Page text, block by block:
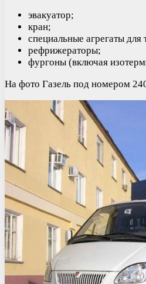
эвакуатор;
кран;
специальные агрегаты для
рефрижераторы;
фургоны (включая
На фото Газель под номером